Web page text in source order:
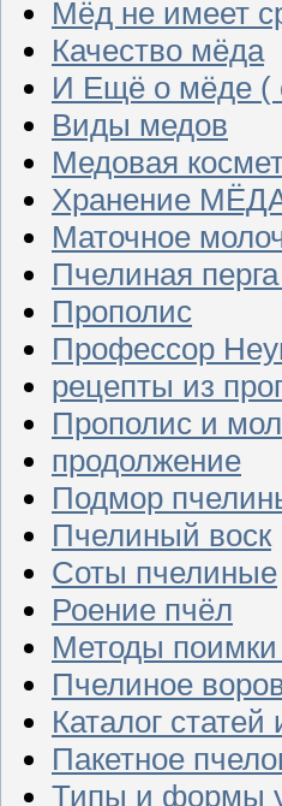
Мёд не имеет
Качество мёда
И Ещё о мёде (
Виды медов
Медовая
Хранение
Маточное
Пчелиная
Прополис
Профессор
рецепты из
Прополис и
продолжение
Подмор
Пчелиный воск
Соты пчелиные
Роение пчёл
Методы поимки
Пчелиное
Каталог
Пакетное
Типы и формы